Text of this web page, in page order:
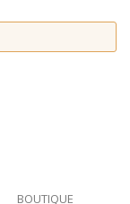
BOUTIQUE